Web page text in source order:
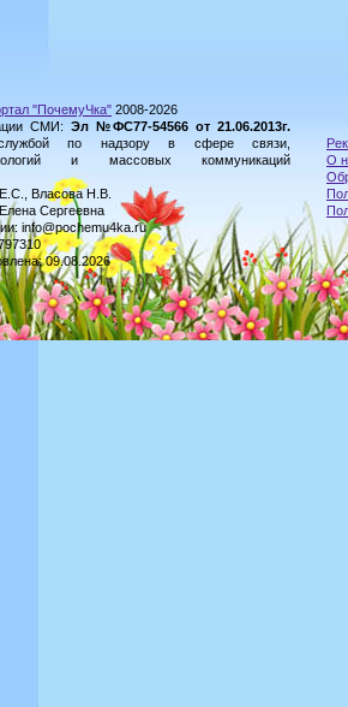
"ПочемуЧка" 2008-2026
СМИ: Эл №ФС77-54566 от 21.06.2013г.
по надзору в сфере связи,
и массовых коммуникаций
Власова Н.В.
Сергеевна
info@pochemu4ka.ru
09.08.2026
О